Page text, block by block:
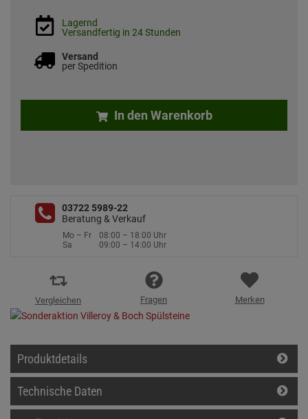
Lagernd
Versandfertig in 24 Stunden
Versand
per Spedition
In den Warenkorb
03722 5989-22
Beratung & Verkauf
Mo – Fr
08:00 – 18:00 Uhr
Sa
09:00 – 14:00 Uhr
Vergleichen Fragen Merken
Produktdetails
Technische Daten